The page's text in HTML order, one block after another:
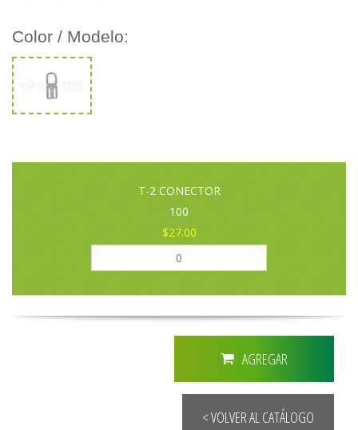
Color / Modelo:
T-2 CONECTOR
100
$27.00
AGREGAR
< VOLVER AL CATÁLOGO